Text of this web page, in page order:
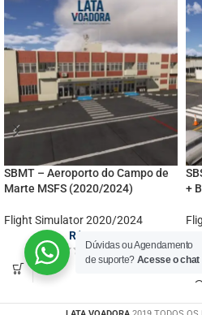
SBMT – Aeroporto do Campo de
Marte MSFS (2020/2024)
Flight Simulator 2020/2024
R$
+
Dúvidas ou Agendamento
de suporte? Acesse o chat